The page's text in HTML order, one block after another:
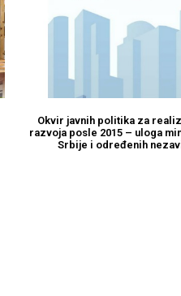
Okvir javnih politika za
razvoja posle 2015 – uloga
Srbije i određenih